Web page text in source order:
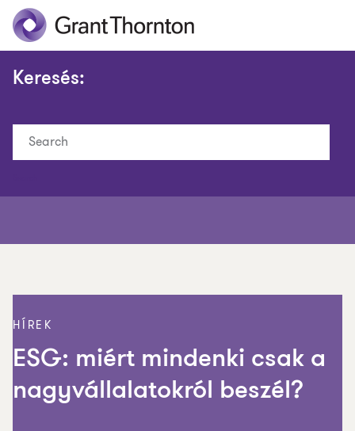
Keresés:
HÍREK
ESG: miért mindenki csak a
nagyvállalatokról beszél?